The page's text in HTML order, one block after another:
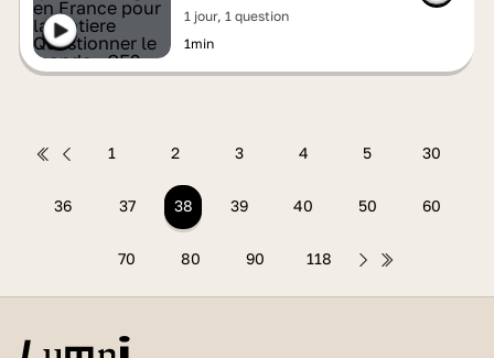
1 jour, 1 question
1min
1 2 3 4 5 30
36 37 38 39 40 50 60
70 80 90 118